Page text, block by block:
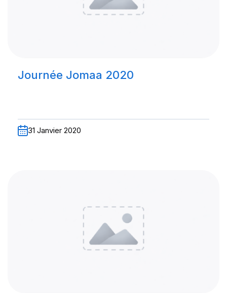
Journée Jomaa 2020
31 Janvier 2020